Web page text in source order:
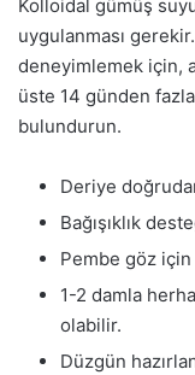
Kolloidal gümüş
uygulanması
deneyimlemek için,
üste 14 günden
bulundurun.
Deriye
Bağışıklık
Pembe göz
1-2 damla
olabilir.
Düzgün